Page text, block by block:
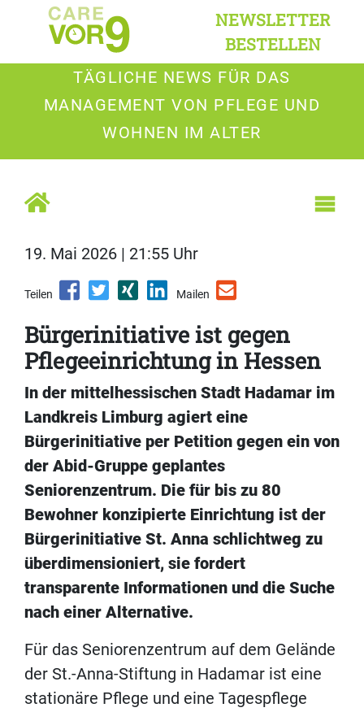
NEWSLETTER
BESTELLEN
TÄGLICHE NEWS FÜR DAS
MANAGEMENT VON PFLEGE UND
WOHNEN IM ALTER
19. Mai 2026 | 21:55 Uhr
Teilen Mailen
Bürgerinitiative ist gegen
Pflegeeinrichtung in Hessen
In der mittelhessischen Stadt Hadamar im
Landkreis Limburg agiert eine
Bürgerinitiative per Petition gegen ein von
der Abid-Gruppe geplantes
Seniorenzentrum. Die für bis zu 80
Bewohner konzipierte Einrichtung ist der
Bürgerinitiative St. Anna schlichtweg zu
überdimensioniert, sie fordert
transparente Informationen und die Suche
nach einer Alternative.
Für das Seniorenzentrum auf dem Gelände
der St.-Anna-Stiftung in Hadamar ist eine
stationäre Pflege und eine Tagespflege